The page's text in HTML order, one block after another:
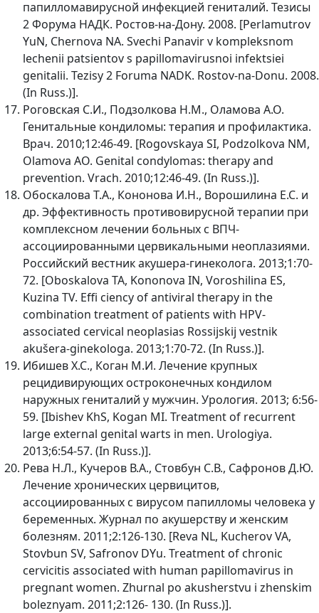
папилломавирусной инфекцией гениталий. Тезисы
2 Форума НАДК. Ростов-на-Дону. 2008. [Perlamutrov
YuN, Chernova NA. Svechi Panavir v kompleksnom
lechenii patsientov s papillomavirusnoi infektsiei
genitalii. Tezisy 2 Foruma NADK. Rostov-na-Donu. 2008.
(In Russ.)].
Роговская С.И., Подзолкова Н.М., Оламова А.О.
Генитальные кондиломы: терапия и профилактика.
Врач. 2010;12:46-49. [Rogovskaya SI, Podzolkova NM,
Olamova AO. Genital condylomas: therapy and
prevention. Vrach. 2010;12:46-49. (In Russ.)].
Обоскалова Т.А., Кононова И.Н., Ворошилина Е.С. и
др. Эффективность противовирусной терапии при
комплексном лечении больных с ВПЧ-
ассоциированными цервикальными неоплазиями.
Российский вестник акушера-гинеколога. 2013;1:70-
72. [Oboskalova TA, Kononova IN, Voroshilina ES,
Kuzina TV. Effi ciency of antiviral therapy in the
combination treatment of patients with HPV-
associated cervical neoplasias Rossĳskĳ vestnik
akušera-ginekologa. 2013;1:70-72. (In Russ.)].
Ибишев Х.С., Коган М.И. Лечение крупных
рецидивирующих остроконечных кондилом
наружных гениталий у мужчин. Урология. 2013; 6:56-
59. [Ibishev KhS, Kogan MI. Treatment of recurrent
large external genital warts in men. Urologiya.
2013;6:54-57. (In Russ.)].
Рева Н.Л., Кучеров В.А., Стовбун С.В., Сафронов Д.Ю.
Лечение хронических цервицитов,
ассоциированных с вирусом папилломы человека у
беременных. Журнал по акушерству и женским
болезням. 2011;2:126-130. [Reva NL, Kucherov VA,
Stovbun SV, Safronov DYu. Treatment of chronic
cervicitis associated with human papillomavirus in
pregnant women. Zhurnal po akusherstvu i zhenskim
boleznyam. 2011;2:126- 130. (In Russ.)].